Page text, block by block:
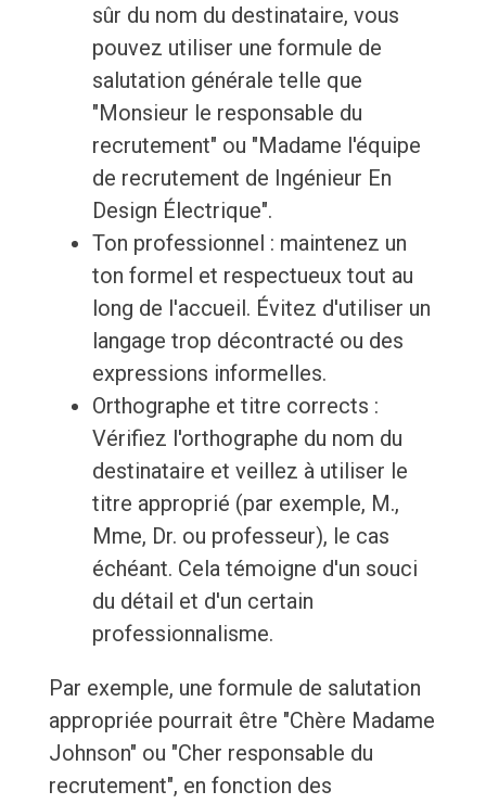
sûr du nom du destinataire, vous
pouvez utiliser une formule de
salutation générale telle que
"Monsieur le responsable du
recrutement" ou "Madame l'équipe
de recrutement de Ingénieur En
Design Électrique".
Ton professionnel : maintenez un
ton formel et respectueux tout au
long de l'accueil. Évitez d'utiliser un
langage trop décontracté ou des
expressions informelles.
Orthographe et titre corrects :
Vérifiez l'orthographe du nom du
destinataire et veillez à utiliser le
titre approprié (par exemple, M.,
Mme, Dr. ou professeur), le cas
échéant. Cela témoigne d'un souci
du détail et d'un certain
professionnalisme.
Par exemple, une formule de salutation
appropriée pourrait être "Chère Madame
Johnson" ou "Cher responsable du
recrutement", en fonction des